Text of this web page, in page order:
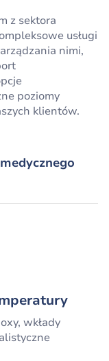
z sektora
usługi
nimi,
poziomy
klientów.
wkłady